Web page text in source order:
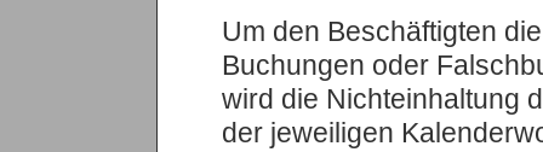
Um den Beschäftigten
Buchungen oder
wird die Nichteinhaltung
der jeweiligen